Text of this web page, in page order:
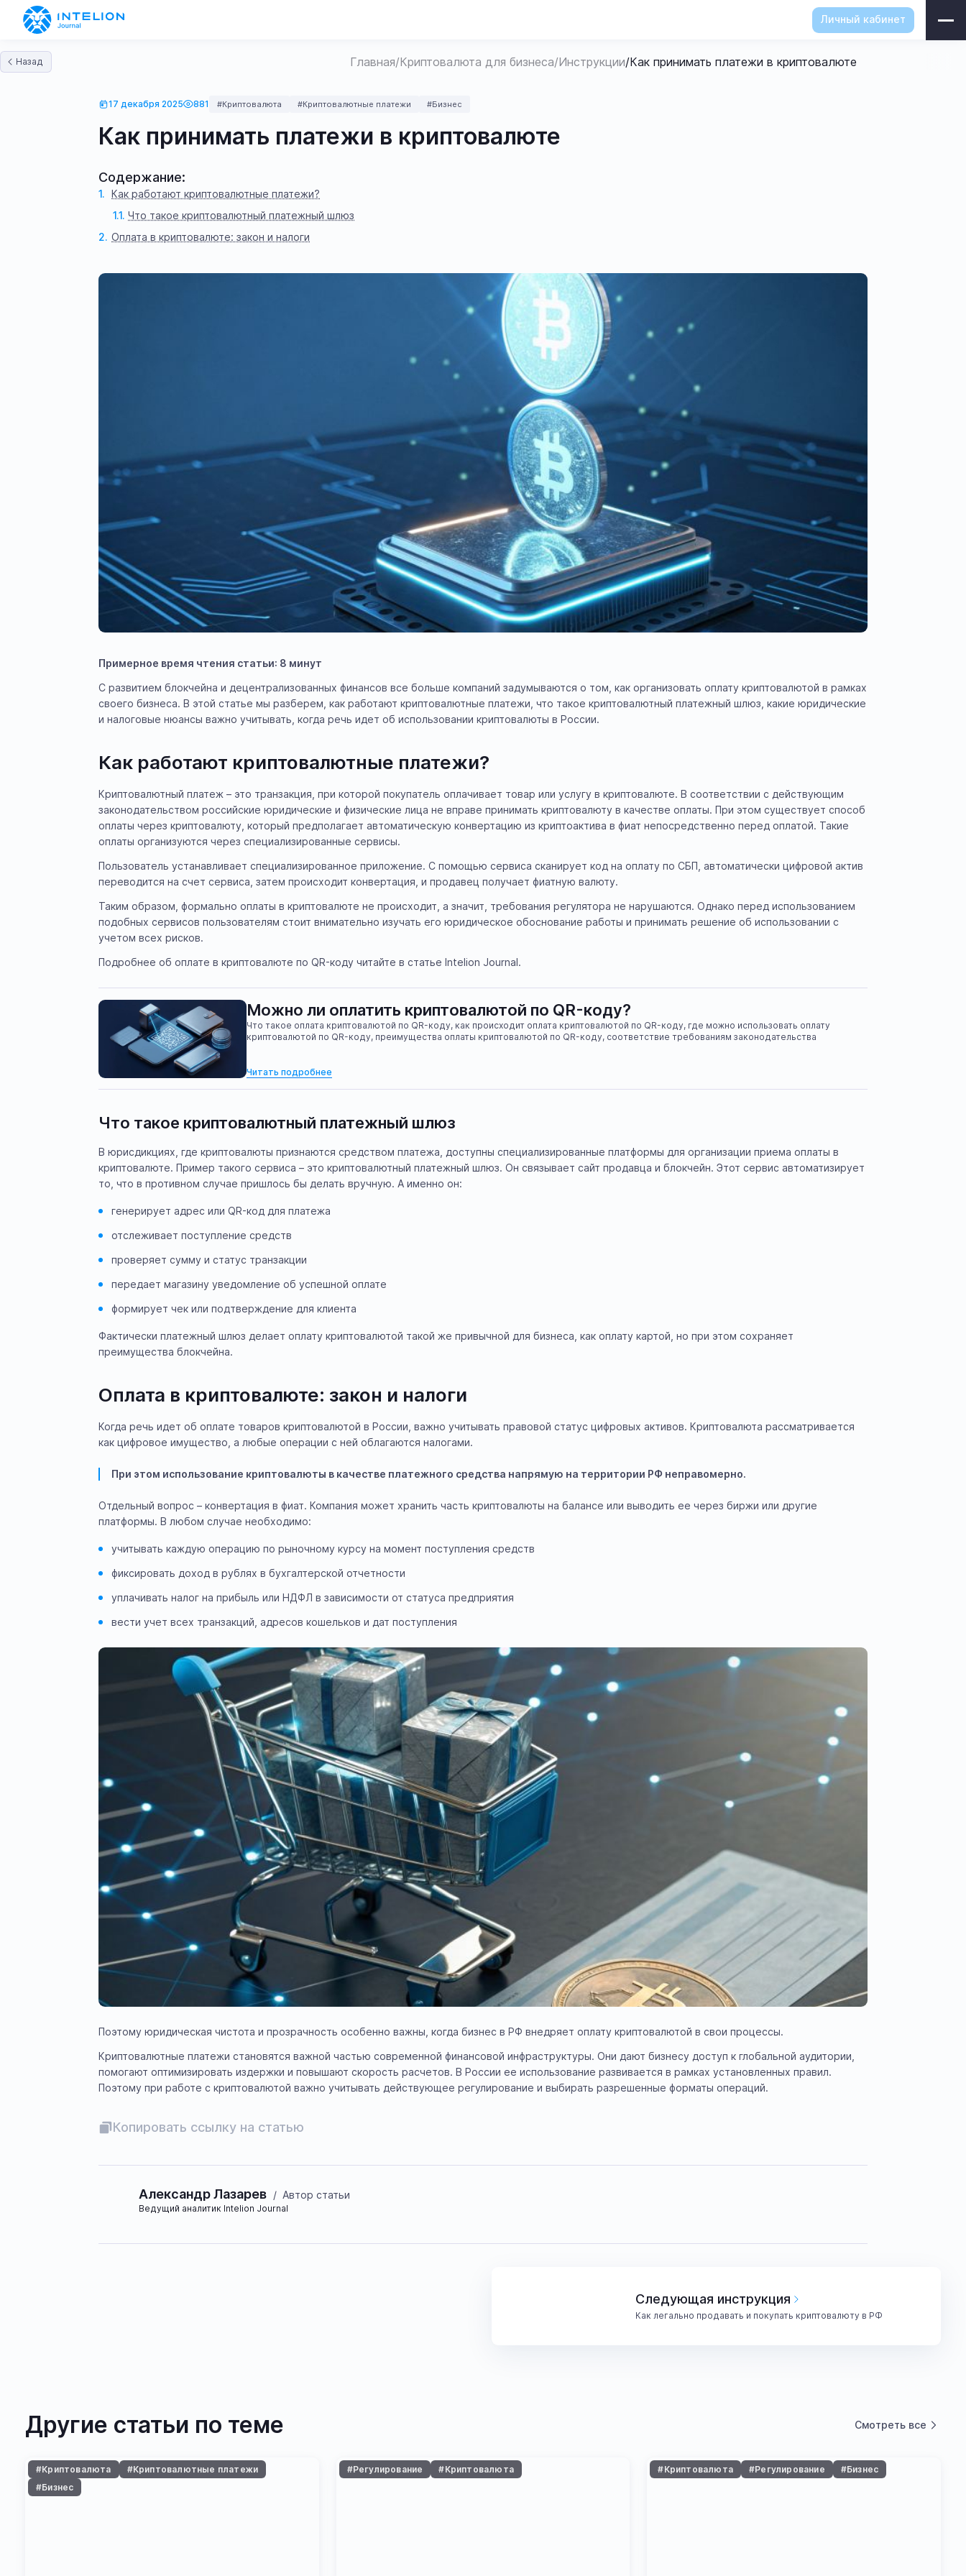
Личный кабинет
Назад Главная/Криптовалюта для бизнеса/Инструкции/Как принимать платежи в криптовалюте
17 декабря 2025 881 #Криптовалюта #Криптовалютные платежи #Бизнес
Как принимать платежи в криптовалюте
Содержание:
Как работают криптовалютные платежи?
Что такое криптовалютный платежный шлюз
Оплата в криптовалюте: закон и налоги
Примерное время чтения статьи: 8 минут
С развитием блокчейна и децентрализованных финансов все больше компаний задумываются о том, как организовать оплату криптовалютой в рамках
своего бизнеса. В этой статье мы разберем, как работают криптовалютные платежи, что такое криптовалютный платежный шлюз, какие юридические
и налоговые нюансы важно учитывать, когда речь идет об использовании криптовалюты в России.
Как работают криптовалютные платежи?
Криптовалютный платеж – это транзакция, при которой покупатель оплачивает товар или услугу в криптовалюте. В соответствии с действующим
законодательством российские юридические и физические лица не вправе принимать криптовалюту в качестве оплаты. При этом существует способ
оплаты через криптовалюту, который предполагает автоматическую конвертацию из криптоактива в фиат непосредственно перед оплатой. Такие
оплаты организуются через специализированные сервисы.
Пользователь устанавливает специализированное приложение. С помощью сервиса сканирует код на оплату по СБП, автоматически цифровой актив
переводится на счет сервиса, затем происходит конвертация, и продавец получает фиатную валюту.
Таким образом, формально оплаты в криптовалюте не происходит, а значит, требования регулятора не нарушаются. Однако перед использованием
подобных сервисов пользователям стоит внимательно изучать его юридическое обоснование работы и принимать решение об использовании с
учетом всех рисков.
Подробнее об оплате в криптовалюте по QR-коду читайте в статье Intelion Journal.
Можно ли оплатить криптовалютой по QR-коду?
Что такое оплата криптовалютой по QR-коду, как происходит оплата криптовалютой по QR-коду, где можно использовать оплату
криптовалютой по QR-коду, преимущества оплаты криптовалютой по QR-коду, соответствие требованиям законодательства
Читать подробнее
Что такое криптовалютный платежный шлюз
В юрисдикциях, где криптовалюты признаются средством платежа, доступны специализированные платформы для организации приема оплаты в
криптовалюте. Пример такого сервиса – это криптовалютный платежный шлюз. Он связывает сайт продавца и блокчейн. Этот сервис автоматизирует
то, что в противном случае пришлось бы делать вручную. А именно он:
генерирует адрес или QR-код для платежа
отслеживает поступление средств
проверяет сумму и статус транзакции
передает магазину уведомление об успешной оплате
формирует чек или подтверждение для клиента
Фактически платежный шлюз делает оплату криптовалютой такой же привычной для бизнеса, как оплату картой, но при этом сохраняет
преимущества блокчейна.
Оплата в криптовалюте: закон и налоги
Когда речь идет об оплате товаров криптовалютой в России, важно учитывать правовой статус цифровых активов. Криптовалюта рассматривается
как цифровое имущество, а любые операции с ней облагаются налогами.
При этом использование криптовалюты в качестве платежного средства напрямую на территории РФ неправомерно.
Отдельный вопрос – конвертация в фиат. Компания может хранить часть криптовалюты на балансе или выводить ее через биржи или другие
платформы. В любом случае необходимо:
учитывать каждую операцию по рыночному курсу на момент поступления средств
фиксировать доход в рублях в бухгалтерской отчетности
уплачивать налог на прибыль или НДФЛ в зависимости от статуса предприятия
вести учет всех транзакций, адресов кошельков и дат поступления
Поэтому юридическая чистота и прозрачность особенно важны, когда бизнес в РФ внедряет оплату криптовалютой в свои процессы.
Криптовалютные платежи становятся важной частью современной финансовой инфраструктуры. Они дают бизнесу доступ к глобальной аудитории,
помогают оптимизировать издержки и повышают скорость расчетов. В России ее использование развивается в рамках установленных правил.
Поэтому при работе с криптовалютой важно учитывать действующее регулирование и выбирать разрешенные форматы операций.
Копировать ссылку на статью
Александр Лазарев / Автор статьи
Ведущий аналитик Intelion Journal
Следующая инструкция
Как легально продавать и покупать криптовалюту в РФ
Другие статьи по теме Смотреть все
#Криптовалюта
#Криптовалютные платежи
#Бизнес
#Регулирование #Криптовалюта #Криптовалюта #Регулирование #Бизнес